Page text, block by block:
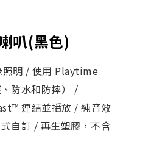
叭(黑色)
照明 / 使用 Playtime
防水和防摔） /
連結並播放 / 純音效
自訂 / 再生塑膠，不含